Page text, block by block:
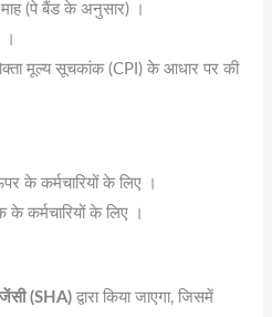
(पे बैंड के अनुसार) ।
।
मूल्य सूचकांक (CPI) के आधार पर की
के कर्मचारियों के लिए ।
कर्मचारियों के लिए ।
(SHA) द्वारा किया जाएगा, जिसमें